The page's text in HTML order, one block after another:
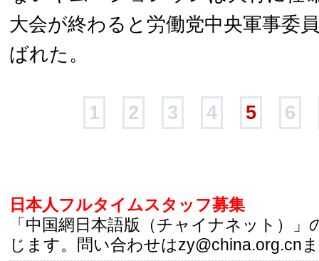
大会が終わると労働党中央軍事委
ばれた。
1 2 3 4 5 6
日本人フルタイムスタッフ募集
「中国網日本語版（チャイナネット）」
じます。問い合わせはzy@china.org.cn